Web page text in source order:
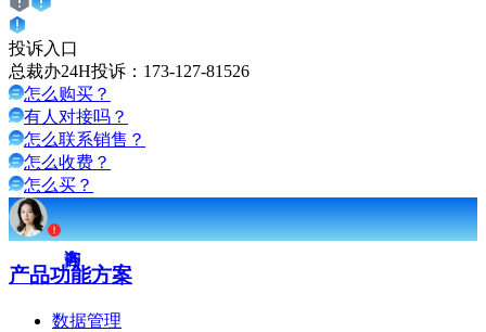
投诉入口
总裁办24H投诉： 173-127-81526
怎么购买？
有人对接吗？
怎么联系销售？
怎么收费？
怎么买？
产品功能方案
数据管理